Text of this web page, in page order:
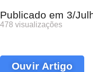
Publicado em 3/
478 visualizações
Ouvir Artigo